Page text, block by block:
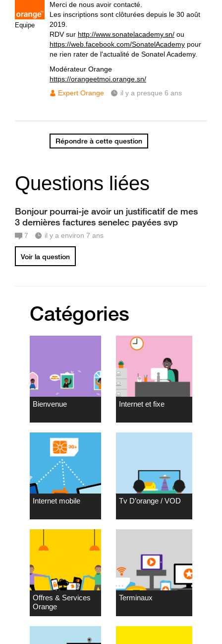
Equipe
Merci de nous avoir contacté.
Les inscriptions sont clôturées depuis le 30 août
2019.
RDV sur http://www.sonatelacademy.sn/ ou
https://web.facebook.com/SonatelAcademy pour
ne rien rater de l'actualité de Sonatel Academy.
Modérateur Orange
https://orangeetmoi.orange.sn/
Expert Orange
il y a presque 6 ans
Répondre à cette question
Questions liées
Bonjour pourrai-je avoir un justificatif de mes
3 dernières factures senelec payées svp
7 il y a environ 7 ans
Voir la question
Catégories
Bienvenue Internet et fixe
Internet mobile Tv D’orange / VOD
Offres & Services
Orange
Terminaux